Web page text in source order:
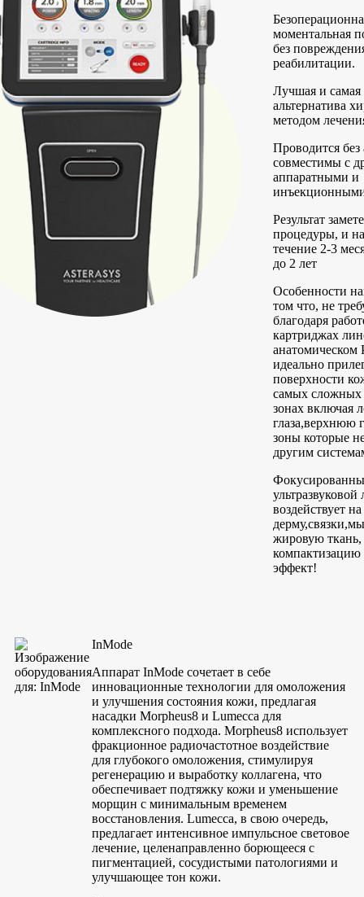
моментальная
без
реабилитации.
Лучшая и самая
альтернатива
методом
Проводится без
совместимы с
аппаратными и
Результат
процедуры, и
течение 2-3
до 2 лет
Особенности
том что, не
благодаря
картриджах
анатомическом
идеально
поверхности
самых сложных
зонах включая
глаза,верхнюю
зоны которые
другим
ультразвуковой
воздействует на
жировую ткань,
эффект!
InMode
Аппарат InMode сочетает в себе
инновационные технологии для омоложения
и улучшения состояния кожи, предлагая
насадки Morpheus8 и Lumecca для
комплексного подхода. Morpheus8 использует
фракционное радиочастотное воздействие
для глубокого омоложения, стимулируя
регенерацию и выработку коллагена, что
обеспечивает подтяжку кожи и уменьшение
морщин с минимальным временем
восстановления. Lumecca, в свою очередь,
предлагает интенсивное импульсное световое
лечение, целенаправленно борющееся с
пигментацией, сосудистыми патологиями и
улучшающее тон кожи.